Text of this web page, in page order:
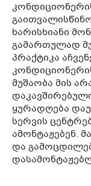
ხარისხიანი
გამართულად
პრაქტიკა
მუშაობა მის
ყურადღება
სერვის
ამონტაჟებენ.
და